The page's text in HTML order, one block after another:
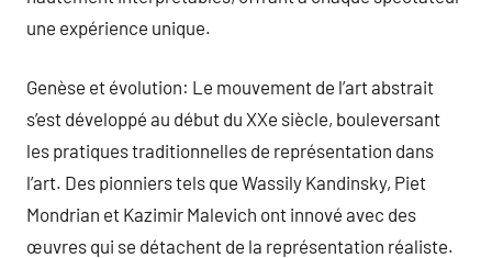
une expérience unique.
Genèse et évolution: Le mouvement de l’art abstrait
s’est développé au début du XXe siècle, bouleversant
les pratiques traditionnelles de représentation dans
l’art. Des pionniers tels que Wassily Kandinsky, Piet
Mondrian et Kazimir Malevich ont innové avec des
œuvres qui se détachent de la représentation réaliste.